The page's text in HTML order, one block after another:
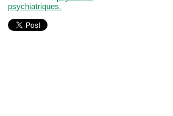
psychiatriques.